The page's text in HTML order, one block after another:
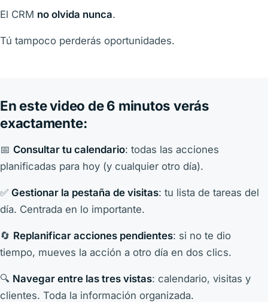
El CRM no olvida nunca.
Tú tampoco perderás oportunidades.
En este video de 6 minutos verás
exactamente:
📅 Consultar tu calendario: todas las acciones
planificadas para hoy (y cualquier otro día).
✅ Gestionar la pestaña de visitas: tu lista de tareas del
día. Centrada en lo importante.
🔄 Replanificar acciones pendientes: si no te dio
tiempo, mueves la acción a otro día en dos clics.
🔍 Navegar entre las tres vistas: calendario, visitas y
clientes. Toda la información organizada.